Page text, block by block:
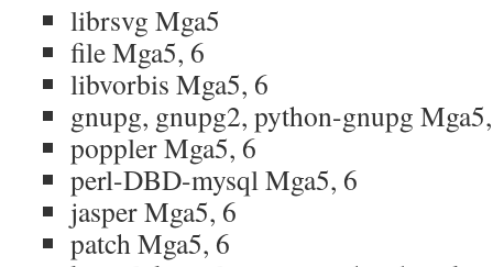
librsvg Mga5
file Mga5, 6
libvorbis Mga5, 6
gnupg, gnupg2, python-gnupg
poppler Mga5, 6
perl-DBD-mysql Mga5, 6
jasper Mga5, 6
patch Mga5, 6